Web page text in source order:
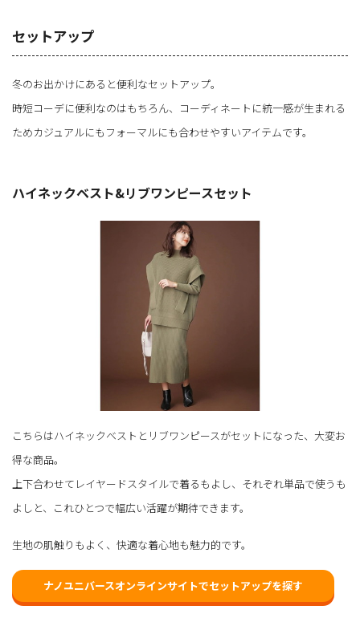
セットアップ
冬のお出かけにあると便利なセットアップ。
時短コーデに便利なのはもちろん、コーディネートに統一感が生まれる
ためカジュアルにもフォーマルにも合わせやすいアイテムです。
ハイネックベスト&リブワンピースセット
こちらはハイネックベストとリブワンピースがセットになった、大変お
得な商品。
上下合わせてレイヤードスタイルで着るもよし、それぞれ単品で使うも
よしと、これひとつで幅広い活躍が期待できます。
生地の肌触りもよく、快適な着心地も魅力的です。
ナノユニバースオンラインサイトでセットアップを探す